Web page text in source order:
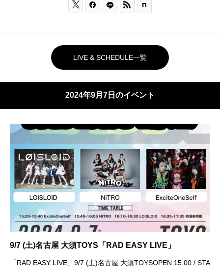
  
LIVE & SCHEDULE一覧
2024年9月7日のイベント
9/7 (土)名古屋 大須TOYS「RAD EASY LIVE」
「RAD EASY LIVE」9/7 (土)名古屋 大須TOYSOPEN 15:00 / STA